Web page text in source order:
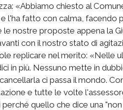
«Abbiamo chiesto al
l'ha fatto con calma, facendo
nostre proposte appena la
con il nostro stato di
replicare nel merito: «Nelle
in più. Nessuno mette in
ci passa il mondo.
e tutte le volte
quello che dice una